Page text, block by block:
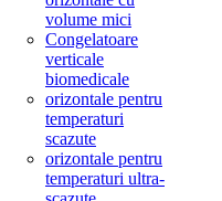
volume mici
Congelatoare
verticale
biomedicale
orizontale pentru
temperaturi
scazute
orizontale pentru
temperaturi ultra-